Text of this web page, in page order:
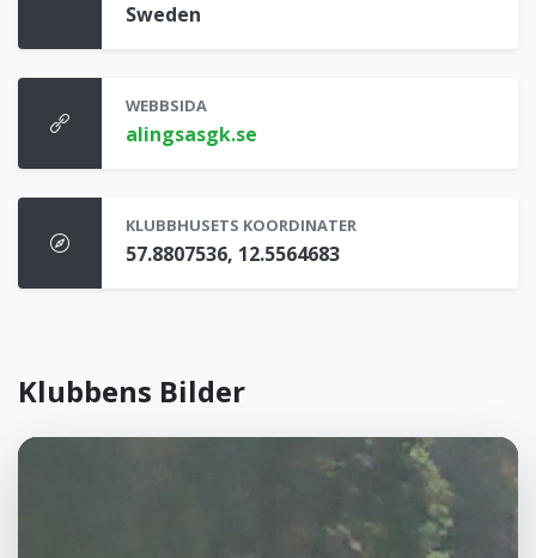
Sweden
WEBBSIDA
alingsasgk.se
KLUBBHUSETS KOORDINATER
57.8807536, 12.5564683
Klubbens Bilder